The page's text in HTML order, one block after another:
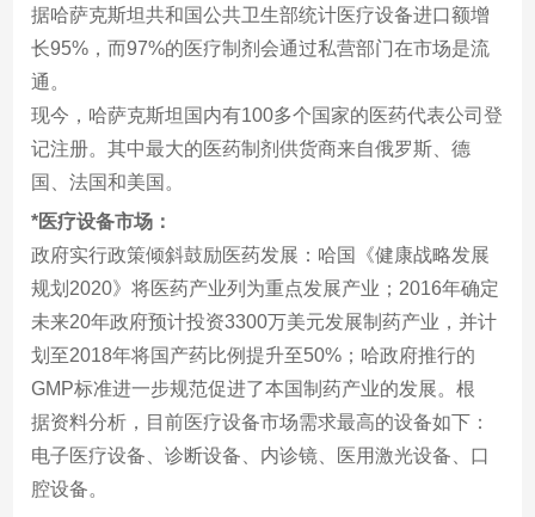
据哈萨克斯坦共和国公共卫生部统计医疗设备进口额增
长95%，而97%的医疗制剂会通过私营部门在市场是流
通。
现今，哈萨克斯坦国内有100多个国家的医药代表公司登
记注册。其中最大的医药制剂供货商来自俄罗斯、德
国、法国和美国。
*医疗设备市场：
政府实行政策倾斜鼓励医药发展：哈国《健康战略发展
规划2020》将医药产业列为重点发展产业；2016年确定
未来20年政府预计投资3300万美元发展制药产业，并计
划至2018年将国产药比例提升至50%；哈政府推行的
GMP标准进一步规范促进了本国制药产业的发展。根
据资料分析，目前医疗设备市场需求最高的设备如下：
电子医疗设备、诊断设备、内诊镜、医用激光设备、口
腔设备。